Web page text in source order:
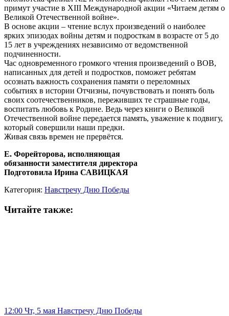
примут участие в XIII Международной акции «Читаем детям о
Великой Отечественной войне».
В основе акции – чтение вслух произведений о наиболее
ярких эпизодах войны детям и подросткам в возрасте от 5 до
15 лет в учреждениях независимо от ведомственной
подчиненности.
Час одновременного громкого чтения произведений о ВОВ,
написанных для детей и подростков, поможет ребятам
осознать важность сохранения памяти о переломных
событиях в истории Отчизны, почувствовать и понять боль
своих соотечественников, переживших те страшные годы,
воспитать любовь к Родине. Ведь через книги о Великой
Отечественной войне передается память, уважение к подвигу,
который совершили наши предки.
Живая связь времен не прервётся.
Е. Форейторова, исполняющая
обязанности заместителя директора
Подготовила Ирина САВИЦКАЯ
Категория: Навстречу Дню Победы
Читайте также:
12:00 Чт, 5 мая Навстречу Дню Победы